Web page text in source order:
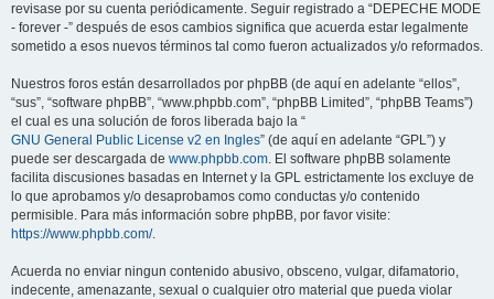
revisase por su cuenta periódicamente. Seguir registrado a “DEPECHE MODE
- forever -” después de esos cambios significa que acuerda estar legalmente
sometido a esos nuevos términos tal como fueron actualizados y/o reformados.
Nuestros foros están desarrollados por phpBB (de aquí en adelante “ellos”,
“sus”, “software phpBB”, “www.phpbb.com”, “phpBB Limited”, “phpBB Teams”)
el cual es una solución de foros liberada bajo la “
GNU General Public License v2 en Ingles” (de aquí en adelante “GPL”) y
puede ser descargada de www.phpbb.com. El software phpBB solamente
facilita discusiones basadas en Internet y la GPL estrictamente los excluye de
lo que aprobamos y/o desaprobamos como conductas y/o contenido
permisible. Para más información sobre phpBB, por favor visite:
https://www.phpbb.com/.
Acuerda no enviar ningun contenido abusivo, obsceno, vulgar, difamatorio,
indecente, amenazante, sexual o cualquier otro material que pueda violar